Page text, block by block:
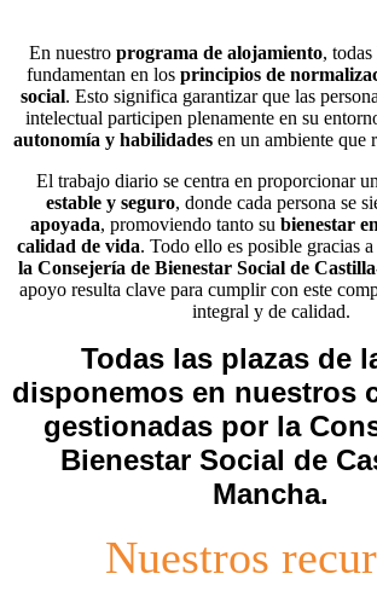
En nuestro programa de alojamiento, todas
fundamentan en los principios de
social. Esto significa garantizar que las
intelectual participen plenamente en su
autonomía y habilidades en un ambiente que
El trabajo diario se centra en proporcionar un
estable y seguro, donde cada persona se
apoyada, promoviendo tanto su bienestar
calidad de vida. Todo ello es posible gracias a
la Consejería de Bienestar Social de
apoyo resulta clave para cumplir con este
integral y de calidad.
Todas las plazas de
disponemos en nuestros
gestionadas por la
Bienestar Social de
Mancha.
Nuestros